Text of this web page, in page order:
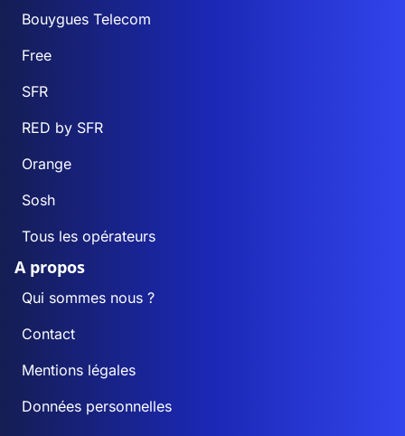
Bouygues Telecom
Free
SFR
RED by SFR
Orange
Sosh
Tous les opérateurs
A propos
Qui sommes nous ?
Contact
Mentions légales
Données personnelles